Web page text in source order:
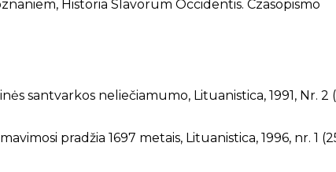
Historia Slavorum Occidentis. Czasopismo
santvarkos neliečiamumo, Lituanistica, 1991, Nr. 2
pradžia 1697 metais, Lituanistica, 1996, nr. 1